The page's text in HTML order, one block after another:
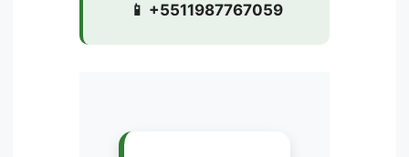
📱 +5511987767059